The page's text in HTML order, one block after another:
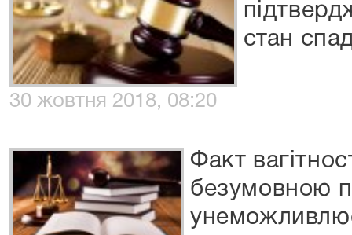
стан
30 жовтня 2018, 08:20
Факт
безумовною